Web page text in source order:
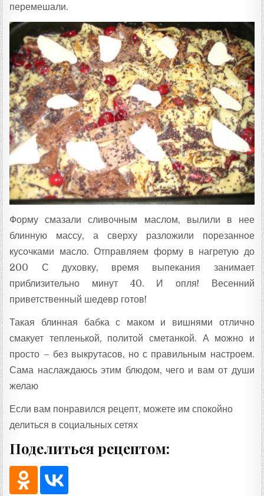
перемешали.
Форму смазали сливочным маслом, вылили в нее
блинную массу, а сверху разложили порезанное
кусочками масло. Отправляем форму в нагретую до
200 С духовку, время выпекания занимает
приблизительно минут 40. И опля! Весенний
приветственный шедевр готов!
Такая блинная бабка с маком и вишнями отлично
смакует тепленькой, политой сметанкой. А можно и
просто – без выкрутасов, но с правильным настроем.
Сама наслаждаюсь этим блюдом, чего и вам от души
желаю
Если вам понравился рецепт, можете им спокойно
делиться в социальных сетях
Поделиться рецептом: